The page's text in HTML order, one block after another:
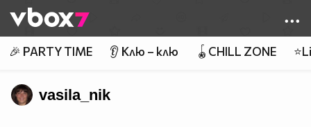
👾
🎉 PARTY TIME 👂 Клю – клю 🪀CHILL ZONE
vasila_nik